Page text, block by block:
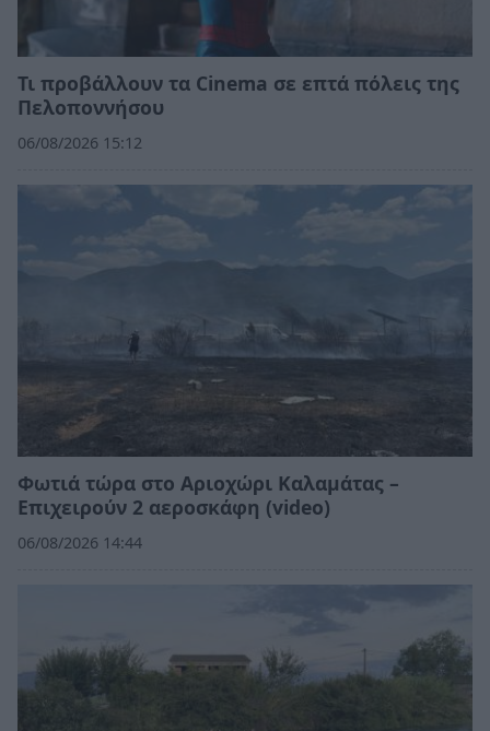
Τι προβάλλουν τα Cinema σε επτά πόλεις της
Πελοποννήσου
06/08/2026 15:12
Φωτιά τώρα στο Αριοχώρι Καλαμάτας –
Επιχειρούν 2 αεροσκάφη (video)
06/08/2026 14:44